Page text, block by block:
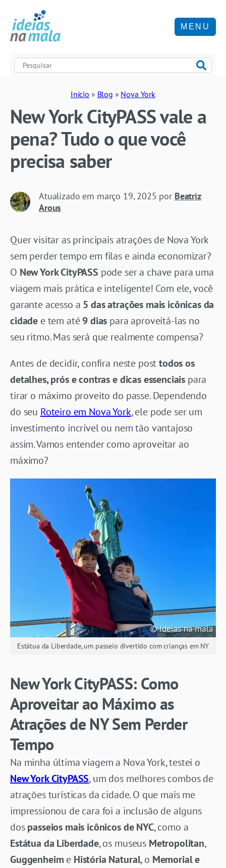
MENU
Início » Blog » Nova York
New York CityPASS vale a
pena? Tudo o que você
precisa saber
Atualizado em março 19, 2025 por Beatriz
Arous
Quer visitar as principais atrações de Nova York
sem perder tempo em filas e ainda economizar?
O New York CityPASS pode ser a chave para uma
viagem mais prática e inteligente! Com ele, você
garante acesso a 5 das atrações mais icônicas da
cidade e tem até9 dias para aproveitá-las no
seu ritmo. Mas será que realmente compensa?
Antes de decidir, confira neste posttodos os
detalhes, prós e contras e dicas essenciais para
tirar o máximo proveito do passe. Dependendo
do seu Roteiro em Nova York, ele pode ser um
investimento incrível ou nem tão vantajoso
assim. Vamos entender como aproveitar ao
máximo?
Estátua da Liberdade, um passeio divertido com crianças em NY
New York CityPASS: Como
Aproveitar ao Máximo as
Atrações de NY Sem Perder
Tempo
Na minha última viagem a Nova York, testei o
New York CityPASS, um dos melhores combos de
atrações turísticas da cidade. O que mais me
impressionou de cara foi a inclusão de alguns
dospasseios mais icônicos de NYC, como a
Estátua da Liberdade, os museus Metropolitan,
Guggenheim e História Natural, o Memorial e